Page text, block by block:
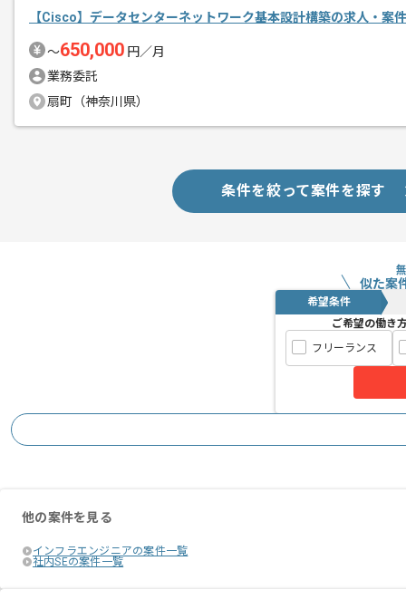
【Cisco】データセンターネットワーク基本設計構築の求人・案件
〜650,000 円／月
業務委託
扇町（神奈川県）
条件を絞って案件を探す
似た案
希望条件
ご希望の働き
フリーランス
他の案件を見る
インフラエンジニアの案件一覧
社内SEの案件一覧